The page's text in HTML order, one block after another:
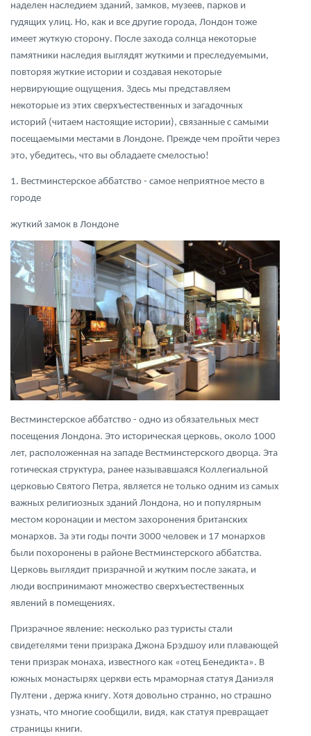
наделен наследием зданий, замков, музеев, парков и
гудящих улиц. Но, как и все другие города, Лондон тоже
имеет жуткую сторону. После захода солнца некоторые
памятники наследия выглядят жуткими и преследуемыми,
повторяя жуткие истории и создавая некоторые
нервирующие ощущения. Здесь мы представляем
некоторые из этих сверхъестественных и загадочных
историй (читаем настоящие истории), связанные с самыми
посещаемыми местами в Лондоне. Прежде чем пройти через
это, убедитесь, что вы обладаете смелостью!
1. Вестминстерское аббатство - самое неприятное место в
городе
жуткий замок в Лондоне
Вестминстерское аббатство - одно из обязательных мест
посещения Лондона. Это историческая церковь, около 1000
лет, расположенная на западе Вестминстерского дворца. Эта
готическая структура, ранее называвшаяся Коллегиальной
церковью Святого Петра, является не только одним из самых
важных религиозных зданий Лондона, но и популярным
местом коронации и местом захоронения британских
монархов. За эти годы почти 3000 человек и 17 монархов
были похоронены в районе Вестминстерского аббатства.
Церковь выглядит призрачной и жутким после заката, и
люди воспринимают множество сверхъестественных
явлений в помещениях.
Призрачное явление: несколько раз туристы стали
свидетелями тени призрака Джона Брэдшоу или плавающей
тени призрак монаха, известного как «отец Бенедикта». В
южных монастырях церкви есть мраморная статуя Даниэля
Пултени , держа книгу. Хотя довольно странно, но страшно
узнать, что многие сообщили, видя, как статуя превращает
страницы книги.